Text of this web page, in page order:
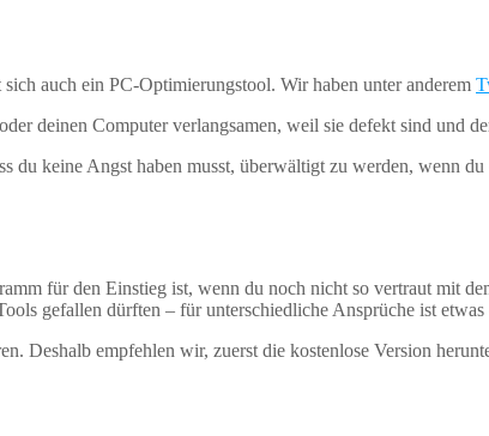
auch ein PC-Optimierungstool. Wir haben unter anderem
deinen Computer verlangsamen, weil sie defekt sind und
du keine Angst haben musst, überwältigt zu werden, wenn
für den Einstieg ist, wenn du noch nicht so vertraut mit
gefallen dürften – für unterschiedliche Ansprüche ist etwas
Deshalb empfehlen wir, zuerst die kostenlose Version